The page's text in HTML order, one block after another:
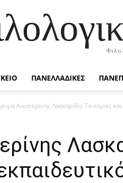
ΠΑΝΕΛΛΑΔΙΚΕΣ
Αικατερίνης Λασκαρίδη: Τα κόμικς